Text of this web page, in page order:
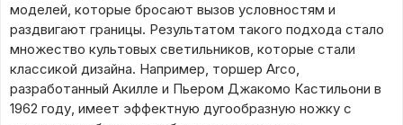
моделей, которые бросают вызов условностям и
раздвигают границы. Результатом такого подхода стало
множество культовых светильников, которые стали
классикой дизайна. Например, торшер Arco,
разработанный Акилле и Пьером Джакомо Кастильони в
1962 году, имеет эффектную дугообразную ножку с